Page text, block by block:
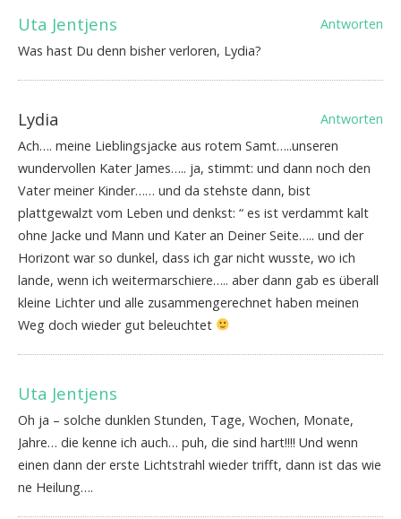
Uta Jentjens
Antworten
Was hast Du denn bisher verloren, Lydia?
Lydia
Antworten
Ach…. meine Lieblingsjacke aus rotem Samt…..unseren
wundervollen Kater James….. ja, stimmt: und dann noch den
Vater meiner Kinder…… und da stehste dann, bist
plattgewalzt vom Leben und denkst: “ es ist verdammt kalt
ohne Jacke und Mann und Kater an Deiner Seite….. und der
Horizont war so dunkel, dass ich gar nicht wusste, wo ich
lande, wenn ich weitermarschiere….. aber dann gab es überall
kleine Lichter und alle zusammengerechnet haben meinen
Weg doch wieder gut beleuchtet
Uta Jentjens
Oh ja – solche dunklen Stunden, Tage, Wochen, Monate,
Jahre… die kenne ich auch… puh, die sind hart!!!! Und wenn
einen dann der erste Lichtstrahl wieder trifft, dann ist das wie
ne Heilung….